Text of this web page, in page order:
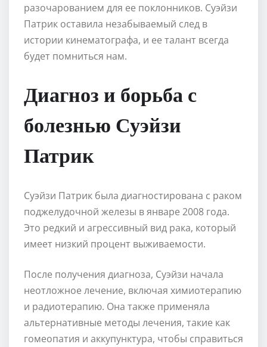
разочарованием для ее поклонников. Суэйзи
Патрик оставила незабываемый след в
истории кинематографа, и ее талант всегда
будет помниться нам.
Диагноз и борьба с
болезнью Суэйзи
Патрик
Суэйзи Патрик была диагностирована с раком
поджелудочной железы в январе 2008 года.
Это редкий и агрессивный вид рака, который
имеет низкий процент выживаемости.
После получения диагноза, Суэйзи начала
неотложное лечение, включая химиотерапию
и радиотерапию. Она также применяла
альтернативные методы лечения, такие как
гомеопатия и аккупунктура, чтобы справиться